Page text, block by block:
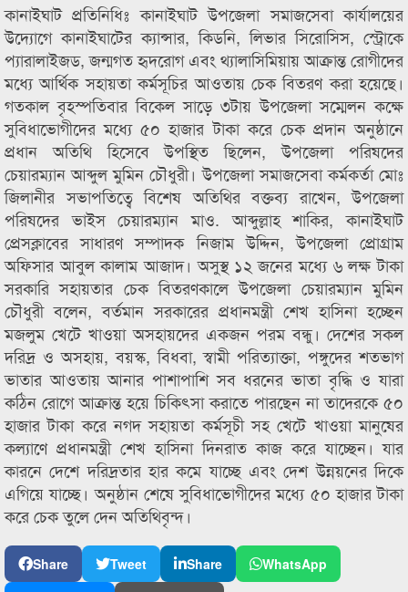
কানাইঘাট প্রতিনিধিঃ কানাইঘাট উপজেলা সমাজসেবা কার্যালয়ের
উদ্যোগে কানাইঘাটের ক্যান্সার, কিডনি, লিভার সিরোসিস, স্ট্রোকে
প্যারালাইজড, জন্মগত হৃদরোগ এবং থ্যালাসিমিয়ায় আক্রান্ত রোগীদের
মধ্যে আর্থিক সহায়তা কর্মসূচির আওতায় চেক বিতরণ করা হয়েছে।
গতকাল বৃহস্পতিবার বিকেল সাড়ে ৩টায় উপজেলা সম্মেলন কক্ষে
সুবিধাভোগীদের মধ্যে ৫০ হাজার টাকা করে চেক প্রদান অনুষ্ঠানে
প্রধান অতিথি হিসেবে উপস্থিত ছিলেন, উপজেলা পরিষদের
চেয়ারম্যান আব্দুল মুমিন চৌধুরী। উপজেলা সমাজসেবা কর্মকর্তা মোঃ
জিলানীর সভাপতিত্বে বিশেষ অতিথির বক্তব্য রাখেন, উপজেলা
পরিষদের ভাইস চেয়ারম্যান মাও. আব্দুল্লাহ শাকির, কানাইঘাট
প্রেসক্লাবের সাধারণ সম্পাদক নিজাম উদ্দিন, উপজেলা প্রোগ্রাম
অফিসার আবুল কালাম আজাদ। অসুস্থ ১২ জনের মধ্যে ৬ লক্ষ টাকা
সরকারি সহায়তার চেক বিতরণকালে উপজেলা চেয়ারম্যান মুমিন
চৌধুরী বলেন, বর্তমান সরকারের প্রধানমন্ত্রী শেখ হাসিনা হচ্ছেন
মজলুম খেটে খাওয়া অসহায়দের একজন পরম বন্ধু। দেশের সকল
দরিদ্র ও অসহায়, বয়স্ক, বিধবা, স্বামী পরিত্যাক্তা, পঙ্গুদের শতভাগ
ভাতার আওতায় আনার পাশাপাশি সব ধরনের ভাতা বৃদ্ধি ও যারা
কঠিন রোগে আক্রান্ত হয়ে চিকিৎসা করাতে পারছেন না তাদেরকে ৫০
হাজার টাকা করে নগদ সহায়তা কর্মসূচী সহ খেটে খাওয়া মানুষের
কল্যাণে প্রধানমন্ত্রী শেখ হাসিনা দিনরাত কাজ করে যাচ্ছেন। যার
কারনে দেশে দরিদ্রতার হার কমে যাচ্ছে এবং দেশ উন্নয়নের দিকে
এগিয়ে যাচ্ছে। অনুষ্ঠান শেষে সুবিধাভোগীদের মধ্যে ৫০ হাজার টাকা
করে চেক তুলে দেন অতিথিবৃন্দ।
Share Tweet Share
WhatsApp